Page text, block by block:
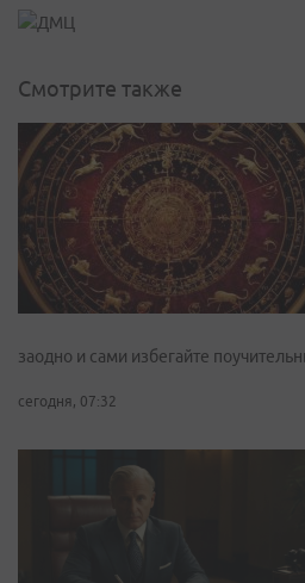
Смотрите также
заодно и сами избегайте
сегодня, 07:32